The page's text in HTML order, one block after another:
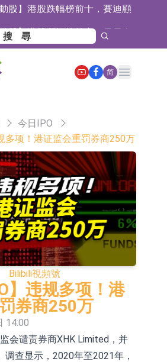
跌26.09%
(02048.HK)漲+52.63%，天潤
漲+50.75%
技：湖南逸昊已取得關於非晶
目環境影響報告表的批覆
新(300765.SZ)子公司SYS6037
獲美國藥物還床試驗批准
物：子公司華蘭疫苗正在開展
無人機具備行業先發產品優勢
技：已形成車路云協同的L4級
技術體系 並進入小規模商用示
流與迅銷集團達成戰略合作 共
物流供應鏈網絡
器：子公司蘇州華旃的高速模
液冷互連產品處於小批量供貨階
股市雙雙收漲
股】分立器件板塊下挫，锴威
跌11.69%
股】雞肉概念板塊拉升，益生
漲10.02%
電7月營收同比增加44.7%
股】港股漲幅榜前十，易居企
(02048.HK)漲+84.21%，金輝
漲+45.60%
：暫未生產四足載人機器人
股】雞肉概念板塊拉升，益生
简
Open main menu
今日IPO
多项！港证监会重罚券商250万
Bilibili視頻號
】违规多项！港
券商250万
14:00
会谴责券商XHK Limited，并
调查显示，2020年至2021年，